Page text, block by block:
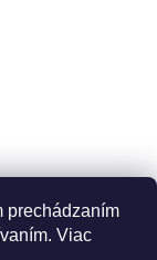
prechádzaním
Viac